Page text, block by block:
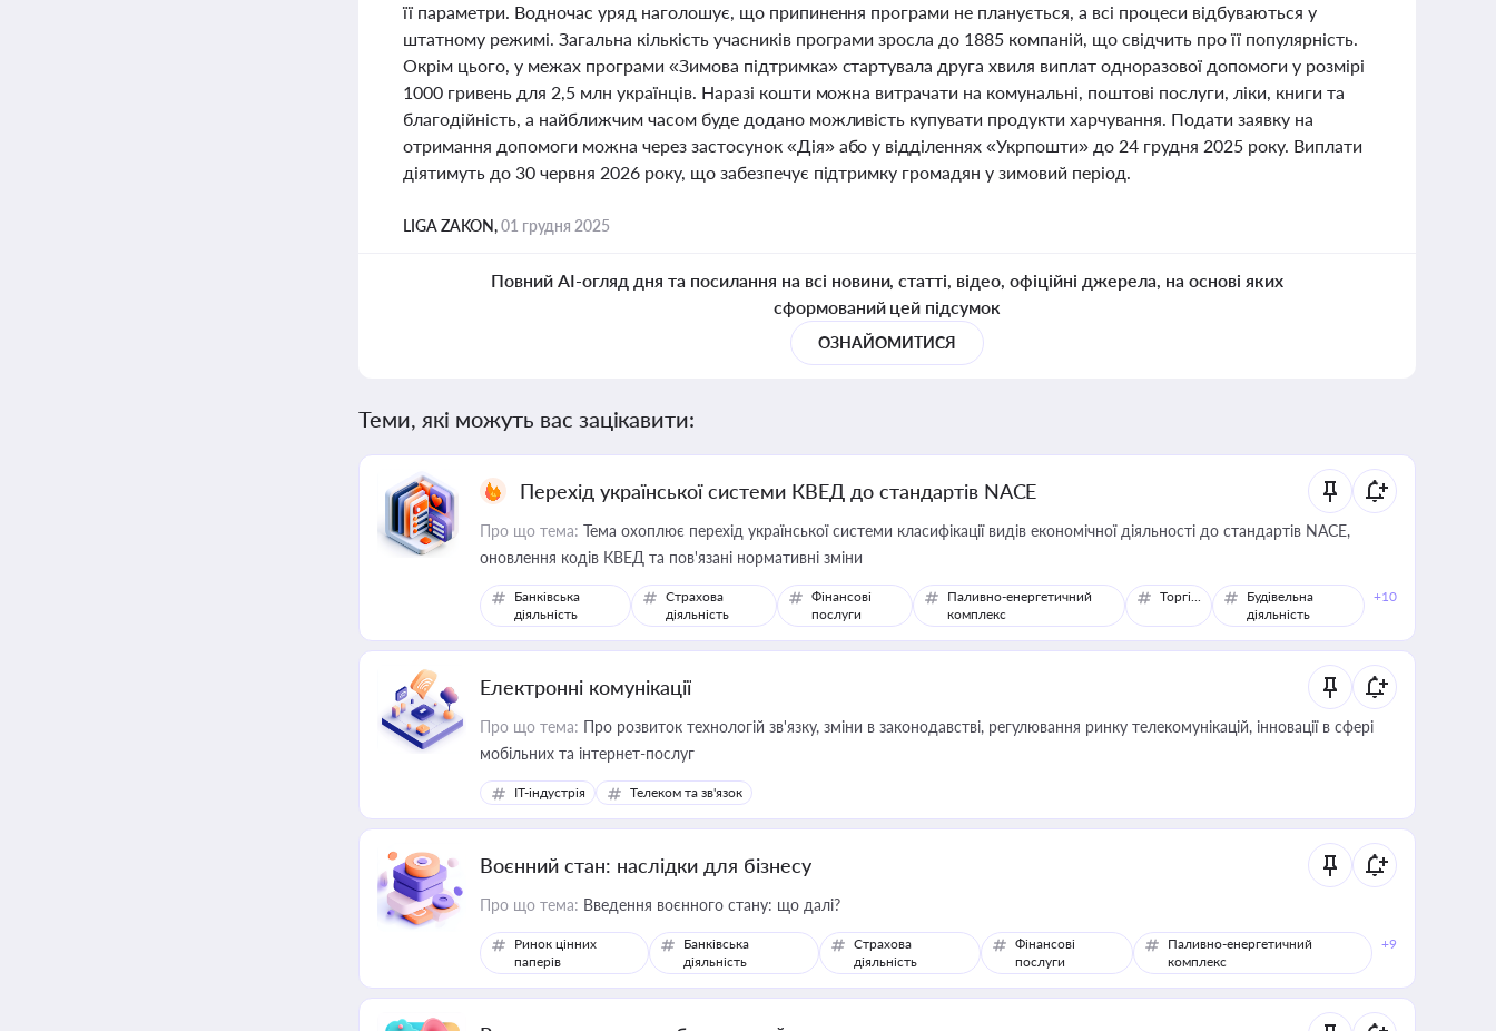
її параметри. Водночас уряд наголошує, що припинення програми не планується, а всі процеси відбуваються у
штатному режимі. Загальна кількість учасників програми зросла до 1885 компаній, що свідчить про її популярність.
Окрім цього, у межах програми «Зимова підтримка» стартувала друга хвиля виплат одноразової допомоги у розмірі
1000 гривень для 2,5 млн українців. Наразі кошти можна витрачати на комунальні, поштові послуги, ліки, книги та
благодійність, а найближчим часом буде додано можливість купувати продукти харчування. Подати заявку на
отримання допомоги можна через застосунок «Дія» або у відділеннях «Укрпошти» до 24 грудня 2025 року. Виплати
діятимуть до 30 червня 2026 року, що забезпечує підтримку громадян у зимовий період.
LIGA ZAKON,01 грудня 2025
Повний AI-огляд дня та посилання на всі новини, статті, відео, офіційні джерела, на основі яких
сформований цей підсумок
ОЗНАЙОМИТИСЯ
Теми, які можуть вас зацікавити:
Перехід української системи КВЕД до стандартів NACE
Про що тема: Тема охоплює перехід української системи класифікації видів економічної діяльності до стандартів NACE,
оновлення кодів КВЕД та пов'язані нормативні зміни
Банківська
діяльність
Страхова
діяльність
Фінансові
послуги
Паливно-енергетичний
комплекс
Торгівля
Будівельна
діяльність
+10
Електронні комунікації
Про що тема: Про розвиток технологій зв'язку, зміни в законодавстві, регулювання ринку телекомунікацій, інновації в сфері
мобільних та інтернет-послуг
IT-індустрія Телеком та зв'язок
Воєнний стан: наслідки для бізнесу
Про що тема: Введення воєнного стану: що далі?
Ринок цінних
паперів
Банківська
діяльність
Страхова
діяльність
Фінансові
послуги
Паливно-енергетичний
комплекс
+9